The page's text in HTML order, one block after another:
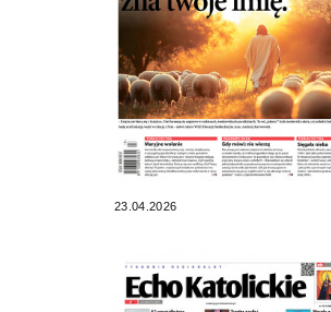
23.04.2026